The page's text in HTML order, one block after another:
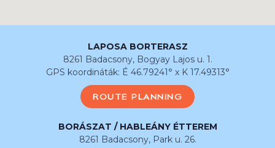
LAPOSA BORTERASZ
8261 Badacsony, Bogyay Lajos u. 1.
GPS koordináták: É 46.79241° x K 17.49313°
ROUTE PLANNING
BORÁSZAT / HABLEÁNY ÉTTEREM
8261 Badacsony, Park u. 26.